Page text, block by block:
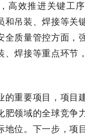
高效推进关键工
和吊装、焊接等关
全质量管控方面，
、焊接等重点环节
的重要项目，项目
肥领域的全球竞争
地位。下一步，项